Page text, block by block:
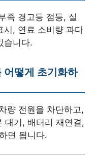
족 경고등 점등, 실
시, 연료 소비량 과다
습니다.
어떻게 초기화하
량 전원을 차단하고,
대기, 배터리 재연결,
면 됩니다.